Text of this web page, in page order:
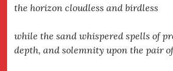
the horizon cloudless and birdless
while the sand whispered spells of
depth, and solemnity upon the pair